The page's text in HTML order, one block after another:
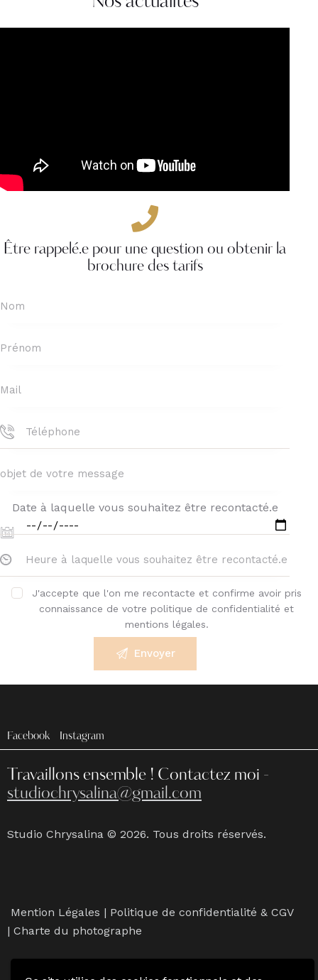
Être rappelé.e pour une question ou obtenir la
brochure des tarifs
Date à laquelle vous souhaitez être recontacté.e
J'accepte que l'on me recontacte et confirme avoir pris
connaissance de votre politique de confidentialité et
mentions légales.
Facebook Instagram
Travaillons ensemble ! Contactez moi -
studiochrysalina@gmail.com
Studio Chrysalina © 2026. Tous droits réservés.
Mention Légales | Politique de confidentialité & CGV
| Charte du photographe